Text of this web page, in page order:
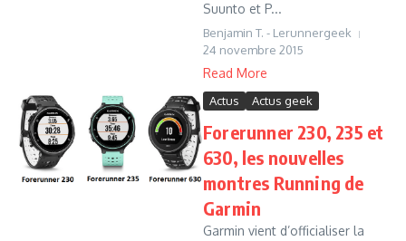
Suunto et P...
Benjamin T. - Lerunnergeek
24 novembre 2015
Read More
Actus Actus geek
Forerunner 230, 235 et
630, les nouvelles
montres Running de
Garmin
Garmin vient d’officialiser la